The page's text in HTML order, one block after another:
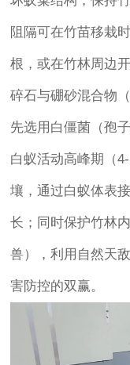
阻隔可在竹苗移栽
根，或在竹林周边
碎石与硼砂混合物
先选用白僵菌（孢
白蚁活动高峰期（
壤，通过白蚁体表
长；同时保护竹林
兽），利用自然天
害防控的双赢。